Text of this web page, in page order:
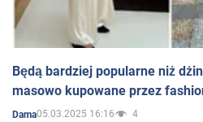
Będą bardziej popularne niż
masowo kupowane przez
Dama05.03.2025 16:16 4